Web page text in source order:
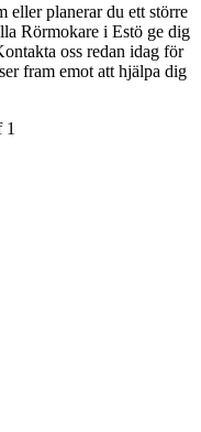
eller planerar du ett större
Rörmokare i Estö ge dig
oss redan idag för
fram emot att hjälpa dig